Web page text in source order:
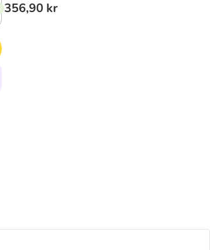
356,90 kr